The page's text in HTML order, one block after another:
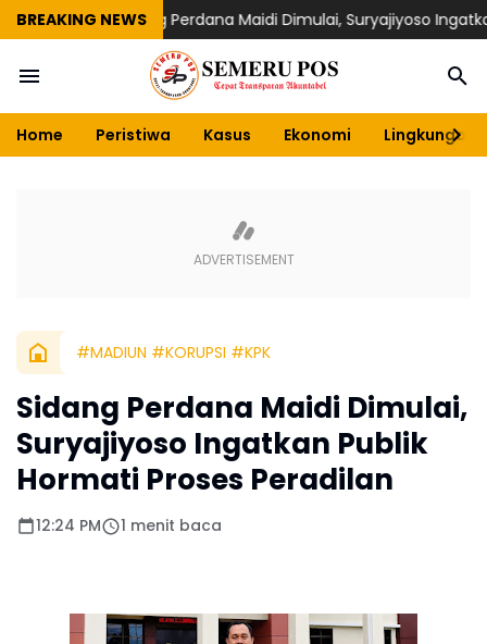
BREAKING NEWS
Sidang Perdana Maidi Dimulai, Suryajiyoso Ingatkan
Home Peristiwa Kasus Ekonomi Lingkungan
#MADIUN #KORUPSI #KPK
Sidang Perdana Maidi Dimulai,
Suryajiyoso Ingatkan Publik
Hormati Proses Peradilan
12:24 PM 1 menit baca